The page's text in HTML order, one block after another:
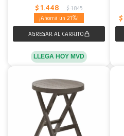
$ 1.448 $ 1.845
21
LLEGA HOY MVD
$